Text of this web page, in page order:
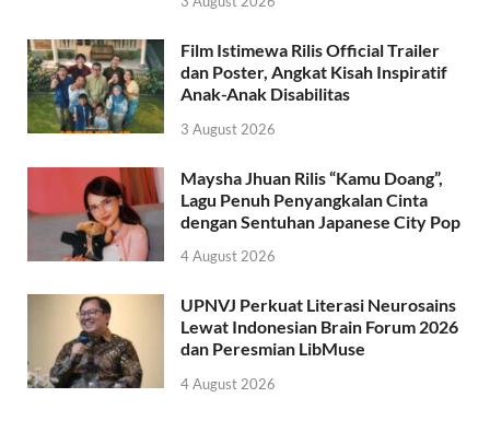
Film Istimewa Rilis Official Trailer
dan Poster, Angkat Kisah Inspiratif
Anak-Anak Disabilitas
3 August 2026
Maysha Jhuan Rilis “Kamu Doang”,
Lagu Penuh Penyangkalan Cinta
dengan Sentuhan Japanese City Pop
4 August 2026
UPNVJ Perkuat Literasi Neurosains
Lewat Indonesian Brain Forum 2026
dan Peresmian LibMuse
4 August 2026